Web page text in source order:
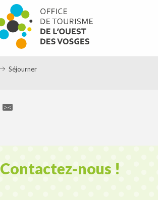
Séjourner
Contactez-nous !